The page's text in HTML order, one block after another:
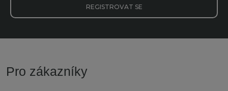
osobních
REGISTROVAT SE
se
odeslat.
Pro zákazníky